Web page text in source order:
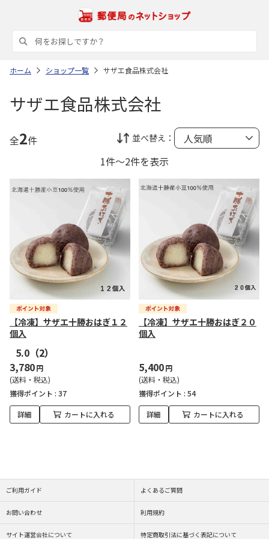
ホーム ショップ一覧 サザエ食品株式会社
サザエ食品株式会社
全2件 並べ替え：
1件～2件を表示
【冷凍】サザエ十勝おはぎ１２
個入
5.0 （2）
3,780円
(送料・税込)
獲得ポイント : 37
詳細 カートに入れる
【冷凍】サザエ十勝おはぎ２０
個入
5,400円
(送料・税込)
獲得ポイント : 54
詳細 カートに入れる
ご利用ガイド よくあるご質問
お問い合わせ 利用規約
サイト運営会社について 特定商取引法に基づく表記について